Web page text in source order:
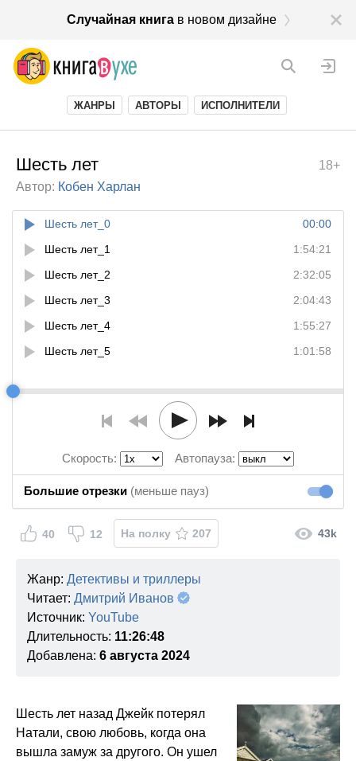
Случайная книгав новом дизайне
ЖАНРЫ АВТОРЫ ИСПОЛНИТЕЛИ
18+
Шесть лет
Автор: Кобен Харлан
00:00
Шесть лет_0
1:54:21
Шесть лет_1
2:32:05
Шесть лет_2
2:04:43
Шесть лет_3
1:55:27
Шесть лет_4
1:01:58
Шесть лет_5
Скорость: Автопауза:
Большие отрезки (меньше пауз)
40 12 На полку 207 43k
Жанр: Детективы и триллеры
Читает: Дмитрий Иванов
Источник: YouTube
Длительность: 11:26:48
Добавлена: 6 августа 2024
Шесть лет назад Джейк потерял
Натали, свою любовь, когда она
вышла замуж за другого. Он ушел